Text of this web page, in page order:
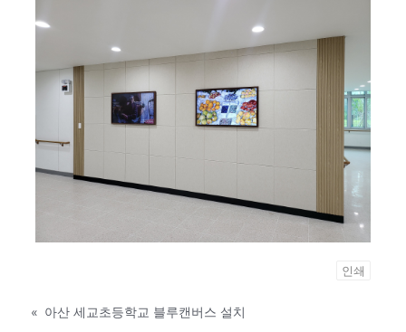
인쇄
« 아산 세교초등학교 블루캔버스 설치